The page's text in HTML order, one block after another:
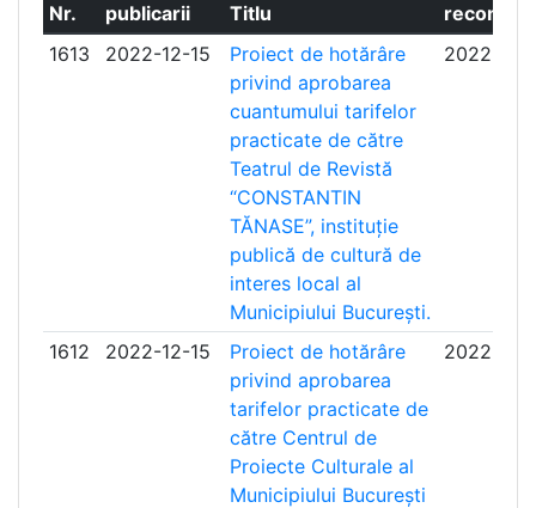
Nr.
publicarii
Titlu
1613
2022-12-15
Proiect de hotărâre
privind aprobarea
cuantumului tarifelor
practicate de către
Teatrul de Revistă
“CONSTANTIN
TĂNASE”, instituție
publică de cultură de
interes local al
Municipiului București.
2022-12-
1612 2022-12-15
Proiect de hotărâre
privind aprobarea
tarifelor practicate de
către Centrul de
Proiecte Culturale al
Municipiului București
2022-12-